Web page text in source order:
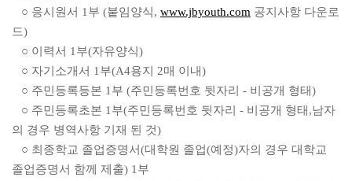
○ 응시원서 1부 (붙임양식, www.jbyouth.com 공지사항 다운로
드)
○ 이력서 1부(자유양식)
○ 자기소개서 1부(A4용지 2매 이내)
○ 주민등록등본 1부 (주민등록번호 뒷자리 - 비공개 형태)
○ 주민등록초본 1부(주민등록번호 뒷자리 - 비공개 형태,남자
의 경우 병역사항 기재 된 것)
○ 최종학교 졸업증명서(대학원 졸업(예정)자의 경우 대학교
졸업증명서 함께 제출) 1부